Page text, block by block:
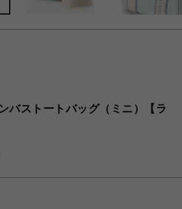
バストートバッグ（ミニ）【ラ